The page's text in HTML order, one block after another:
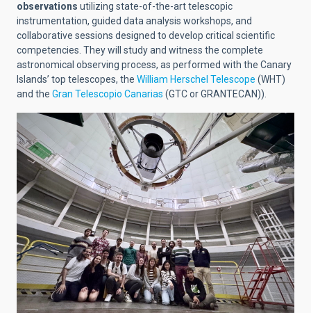
observations utilizing state-of-the-art telescopic
instrumentation, guided data analysis workshops, and
collaborative sessions designed to develop critical scientific
competencies. They will study and witness the complete
astronomical observing process, as performed with the Canary
Islands’ top telescopes, the William Herschel Telescope (WHT)
and the Gran Telescopio Canarias (GTC or GRANTECAN)).